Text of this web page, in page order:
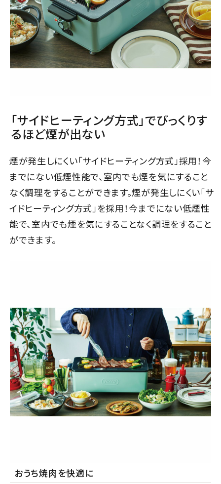
「サイドヒーティング方式」でびっくりす
るほど煙が出ない
煙が発生しにくい「サイドヒーティング方式」採用！今
までにない低煙性能で、室内でも煙を気にすること
なく調理をすることができます。煙が発生しにくい「サ
イドヒーティング方式」を採用！今までにない低煙性
能で、室内でも煙を気にすることなく調理をすること
ができます。
おうち焼肉を快適に